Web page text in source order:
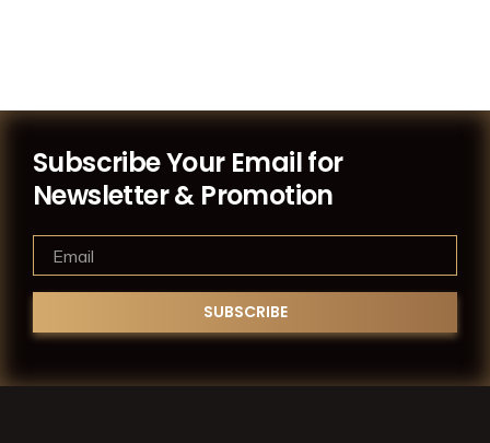
Subscribe Your Email for
Newsletter & Promotion